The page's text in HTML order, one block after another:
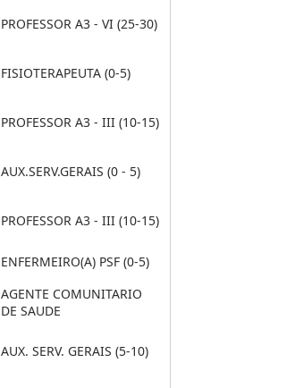
PROFESSOR A3 - VI (25-30)
FISIOTERAPEUTA (0-5)
PROFESSOR A3 - III (10-15)
AUX.SERV.GERAIS (0 - 5)
PROFESSOR A3 - III (10-15)
ENFERMEIRO(A) PSF (0-5)
AGENTE COMUNITARIO
DE SAUDE
AUX. SERV. GERAIS (5-10)